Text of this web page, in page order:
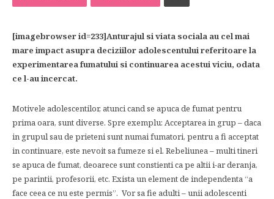
[imagebrowser id=233]Anturajul si viata sociala au cel mai
mare impact asupra deciziilor adolescentului referitoare la
experimentarea fumatului si continuarea acestui viciu, odata
ce l-au incercat.
Motivele adolescentilor, atunci cand se apuca de fumat pentru
prima oara, sunt diverse. Spre exemplu: Acceptarea in grup – daca
in grupul sau de prieteni sunt numai fumatori, pentru a fi acceptat
in continuare, este nevoit sa fumeze si el. Rebeliunea – multi tineri
se apuca de fumat, deoarece sunt constienti ca pe altii i-ar deranja,
pe parintii, profesorii, etc. Exista un element de independenta “a
face ceea ce nu este permis”. Vor sa fie adulti – unii adolescenti